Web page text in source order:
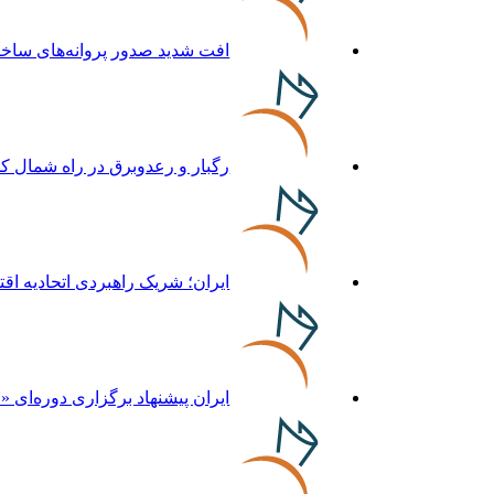
افت شدید صدور پروانه‌های
رگبار و رعدوبرق در راه
ایران؛ شریک راهبردی
ایران پیشنهاد برگزاری دوره‌ای